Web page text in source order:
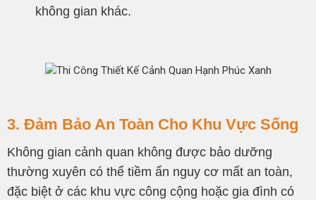
không gian khác.
3. Đảm Bảo An Toàn Cho Khu Vực Sống
Không gian cảnh quan không được bảo dưỡng
thường xuyên có thể tiềm ẩn nguy cơ mất an toàn,
đặc biệt ở các khu vực công cộng hoặc gia đình có